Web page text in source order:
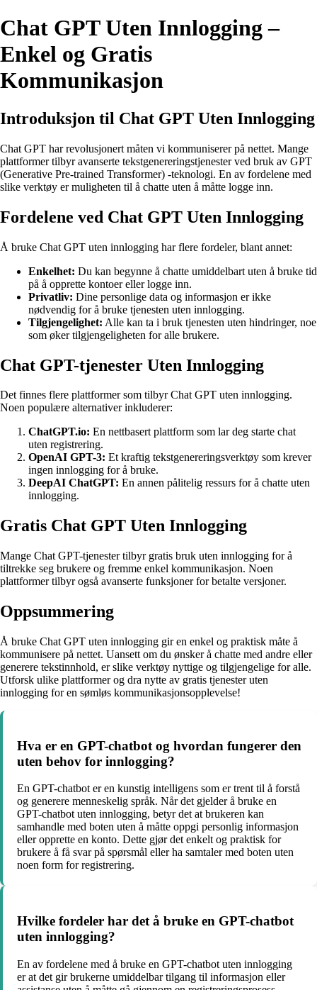
Chat GPT Uten Innlogging –
Enkel og Gratis
Kommunikasjon
Introduksjon til Chat GPT Uten Innlogging
Chat GPT har revolusjonert måten vi kommuniserer på nettet. Mange
plattformer tilbyr avanserte tekstgenereringstjenester ved bruk av GPT
(Generative Pre-trained Transformer) -teknologi. En av fordelene med
slike verktøy er muligheten til å chatte uten å måtte logge inn.
Fordelene ved Chat GPT Uten Innlogging
Å bruke Chat GPT uten innlogging har flere fordeler, blant annet:
Enkelhet: Du kan begynne å chatte umiddelbart uten å bruke tid
på å opprette kontoer eller logge inn.
Privatliv: Dine personlige data og informasjon er ikke
nødvendig for å bruke tjenesten uten innlogging.
Tilgjengelighet: Alle kan ta i bruk tjenesten uten hindringer, noe
som øker tilgjengeligheten for alle brukere.
Chat GPT-tjenester Uten Innlogging
Det finnes flere plattformer som tilbyr Chat GPT uten innlogging.
Noen populære alternativer inkluderer:
ChatGPT.io: En nettbasert plattform som lar deg starte chat
uten registrering.
OpenAI GPT-3: Et kraftig tekstgenereringsverktøy som krever
ingen innlogging for å bruke.
DeepAI ChatGPT: En annen pålitelig ressurs for å chatte uten
innlogging.
Gratis Chat GPT Uten Innlogging
Mange Chat GPT-tjenester tilbyr gratis bruk uten innlogging for å
tiltrekke seg brukere og fremme enkel kommunikasjon. Noen
plattformer tilbyr også avanserte funksjoner for betalte versjoner.
Oppsummering
Å bruke Chat GPT uten innlogging gir en enkel og praktisk måte å
kommunisere på nettet. Uansett om du ønsker å chatte med andre eller
generere tekstinnhold, er slike verktøy nyttige og tilgjengelige for alle.
Utforsk ulike plattformer og dra nytte av gratis tjenester uten
innlogging for en sømløs kommunikasjonsopplevelse!
Hva er en GPT-chatbot og hvordan fungerer den
uten behov for innlogging?
En GPT-chatbot er en kunstig intelligens som er trent til å forstå
og generere menneskelig språk. Når det gjelder å bruke en
GPT-chatbot uten innlogging, betyr det at brukeren kan
samhandle med boten uten å måtte oppgi personlig informasjon
eller opprette en konto. Dette gjør det enkelt og praktisk for
brukere å få svar på spørsmål eller ha samtaler med boten uten
noen form for registrering.
Hvilke fordeler har det å bruke en GPT-chatbot
uten innlogging?
En av fordelene med å bruke en GPT-chatbot uten innlogging
er at det gir brukerne umiddelbar tilgang til informasjon eller